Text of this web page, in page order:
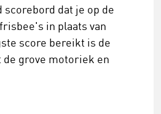
dat je op de
in plaats van
score bereikt is de
grove motoriek en